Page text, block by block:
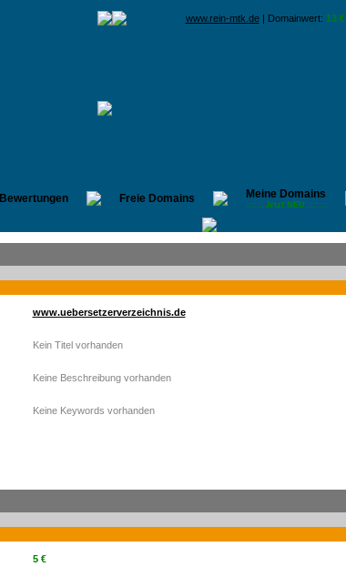
www.rein-mtk.de| Domainwert: 13 €
Bewertungen Freie Domains Meine Domains
:::::: Jetzt NEU :::::::
www.uebersetzerverzeichnis.de
Kein Titel vorhanden
Keine Beschreibung vorhanden
Keine Keywords vorhanden
5 €